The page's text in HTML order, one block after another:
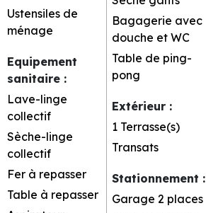
Ustensiles de
ménage
Equipement
sanitaire :
Lave-linge
collectif
Sèche-linge
collectif
Fer à repasser
Table à repasser
Bagagerie avec
douche et WC
Table de ping-
pong
Extérieur :
1 Terrasse(s)
Transats
Stationnement :
Garage 2 places